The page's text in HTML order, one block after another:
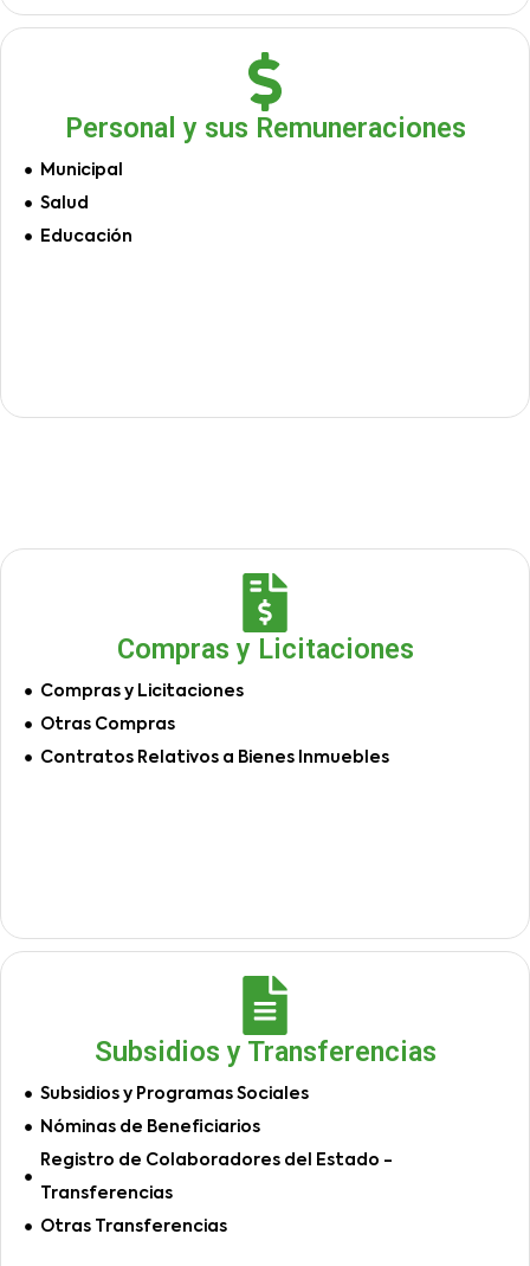
Personal y sus Remuneraciones
Municipal
Salud
Educación
Compras y Licitaciones
Compras y Licitaciones
Otras Compras
Contratos Relativos a Bienes Inmuebles
Subsidios y Transferencias
Subsidios y Programas Sociales
Nóminas de Beneficiarios
Registro de Colaboradores del Estado -
Transferencias
Otras Transferencias